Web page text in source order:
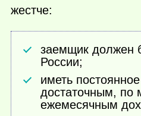
жестче:
заемщик должен
России;
иметь
достаточным, по
ежемесячным